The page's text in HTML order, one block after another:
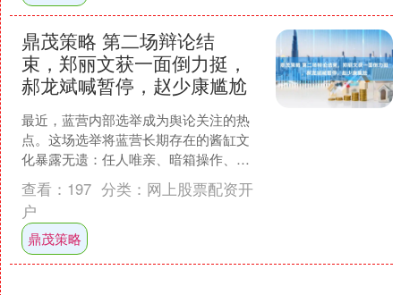
鼎茂策略 第二场辩论结
束，郑丽文获一面倒力挺，
郝龙斌喊暂停，赵少康尴尬
最近，蓝营内部选举成为舆论关注的热
点。这场选举将蓝营长期存在的酱缸文
化暴露无遗：任人唯亲、暗箱操作、打
压异己等现象层出不穷。虽然基层党员
普遍期待世代交替，但既得....
查看： 197 分类： 网上股票配资开
户
鼎茂策略